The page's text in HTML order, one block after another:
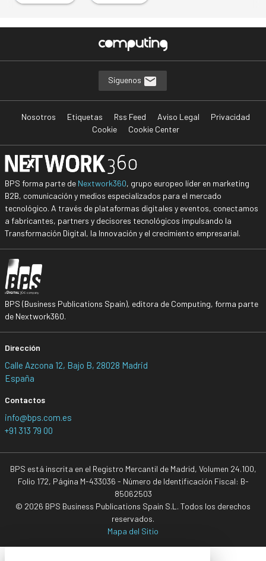
Síguenos
Nosotros Etiquetas Rss Feed Aviso Legal
Privacidad
Cookie
Cookie Center
BPS forma parte de Nextwork360, grupo europeo líder en marketing
B2B, comunicación y medios especializados para el mercado
tecnológico. A través de plataformas digitales y eventos, conectamos
a fabricantes, partners y decisores tecnológicos impulsando la
Transformación Digital, la Innovación y el crecimiento empresarial.
BPS (Business Publications Spain), editora de Computing, forma parte
de Nextwork360.
Dirección
Calle Azcona 12, Bajo B, 28028 Madrid
España
Contactos
info@bps.com.es
+91 313 79 00
BPS está inscrita en el Registro Mercantil de Madrid, Volumen 24.100,
Folio 172, Página M-433036 - Número de Identificación Fiscal: B-
85062503
© 2026 BPS Business Publications Spain S.L. Todos los derechos
reservados.
Mapa del Sitio